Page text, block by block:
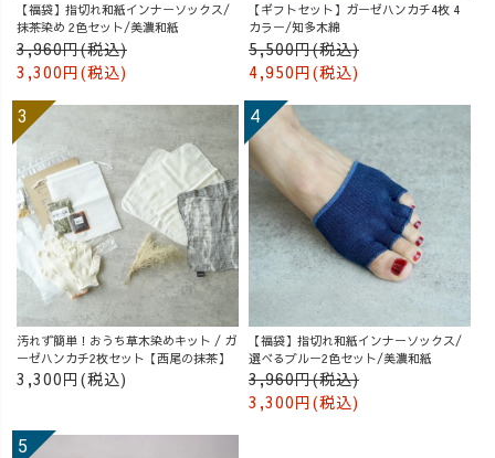
【福袋】指切れ和紙インナーソックス/
抹茶染め 2色セット/美濃和紙
3,960円(税込)
3,300円(税込)
【ギフトセット】ガーゼハンカチ4枚 4
カラー/知多木綿
5,500円(税込)
4,950円(税込)
汚れず簡単！おうち草木染めキット / ガ
ーゼハンカチ2枚セット【西尾の抹茶】
3,300円(税込)
【福袋】指切れ和紙インナーソックス/
選べるブルー2色セット/美濃和紙
3,960円(税込)
3,300円(税込)